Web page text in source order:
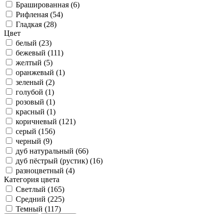
Брашированная (6)
Рифленая (54)
Гладкая (28)
Цвет
белый (23)
бежевый (111)
желтый (5)
оранжевый (1)
зеленый (2)
голубой (1)
розовый (1)
красный (1)
коричневый (121)
серый (156)
черный (9)
дуб натуральный (66)
дуб пёстрый (рустик) (16)
разноцветный (4)
Категория цвета
Светлый (165)
Средний (225)
Темный (117)